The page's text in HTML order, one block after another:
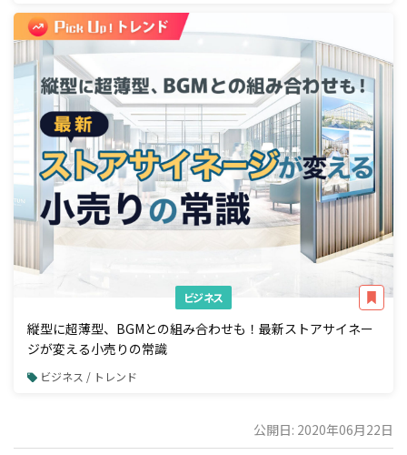
ビジネス
縦型に超薄型、BGMとの組み合わせも！最新ストアサイネー
ジが変える小売りの常識
ビジネス / トレンド
公開日: 2020年06月22日